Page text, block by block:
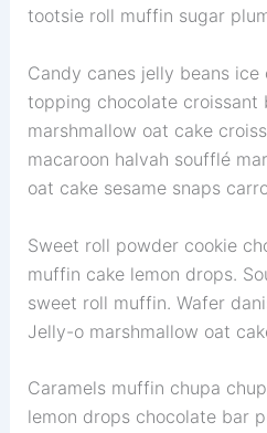
tootsie roll muffin sugar
Candy canes jelly beans
topping chocolate croissant
marshmallow oat cake
macaroon halvah soufflé
oat cake sesame snaps
Sweet roll powder cookie
muffin cake lemon drops.
sweet roll muffin. Wafer
Jelly-o marshmallow oat
Caramels muffin chupa
lemon drops chocolate bar